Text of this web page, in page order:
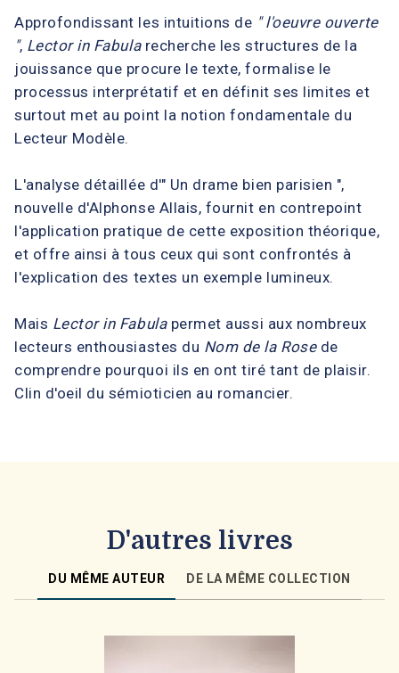
Approfondissant les intuitions de " l'oeuvre ouverte
", Lector in Fabularecherche les structures de la
jouissance que procure le texte, formalise le
processus interprétatif et en définit ses limites et
surtout met au point la notion fondamentale du
Lecteur Modèle.
L'analyse détaillée d'" Un drame bien parisien ",
nouvelle d'Alphonse Allais, fournit en contrepoint
l'application pratique de cette exposition théorique,
et offre ainsi à tous ceux qui sont confrontés à
l'explication des textes un exemple lumineux.
Mais Lector in Fabulapermet aussi aux nombreux
lecteurs enthousiastes du Nom de la Rosede
comprendre pourquoi ils en ont tiré tant de plaisir.
Clin d'oeil du sémioticien au romancier.
D'autres livres
DU MÊME AUTEUR DE LA MÊME COLLECTION